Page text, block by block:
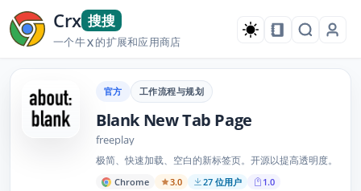
Crx 搜搜
一个牛X的扩展和应用商店
官方 工作流程与规划
Blank New Tab Page
freeplay
极简、快速加载、空白的新标签页。开源以提高透明度。
Chrome 3.0 27 位用户 1.0